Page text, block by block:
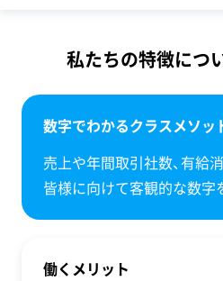
私たちの特徴につ
数字でわかるクラスメソッ
売上や年間取引社数、有給
皆様に向けて客観的な数字
働くメリット